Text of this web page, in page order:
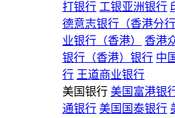
打银行 工银亚洲银行
德意志银行（香港分行
业银行（香港）
香港
银行（香港）银行 中
行 王道商业银行
美国银行 美国富港银
通银行 美国国泰银行